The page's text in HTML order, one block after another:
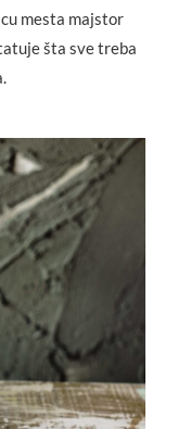
mesta majstor
šta sve treba